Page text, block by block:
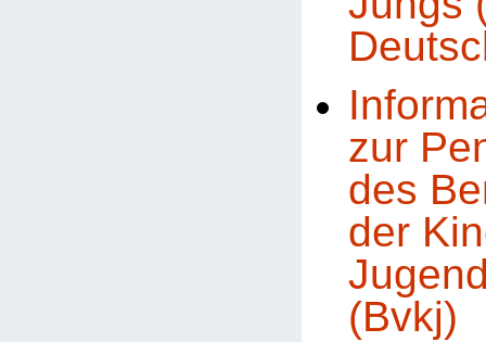
zur
des
der
(Bvkj)